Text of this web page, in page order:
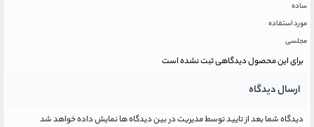
ساده
مورد استفاده
مجلسی
برای این محصول دیدگاهی ثبت نشده است
ارسال دیدگاه
دیدگاه شما بعد از تایید توسط مدیریت در بین دیدگاه ها نمایش داده خواهد شد